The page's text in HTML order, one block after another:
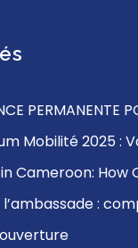
PERMANENTE
DU QUÉBEC
Mobilité 2025 :
Cameroon: How
User
:
d’avancer